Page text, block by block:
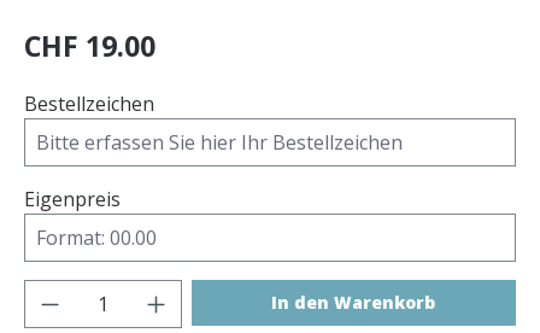
CHF 19.00
Bestellzeichen
Eigenpreis
Produkt Anzahl: Gib den gewünschten
In den Warenkorb